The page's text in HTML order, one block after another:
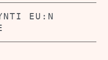
EU:N